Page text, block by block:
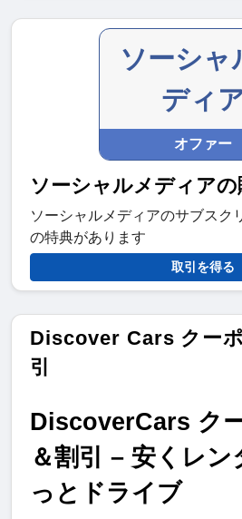
ソーシャ
ディ
オファー
ソーシャルメディアの
ソーシャルメディアのサブスク
の特典があります
取引を得る
Discover Cars クー
引
DiscoverCars ク
＆割引 – 安くレン
っとドライブ